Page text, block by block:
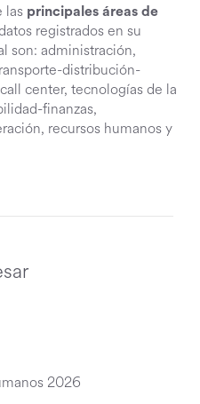
las principales áreas de
registrados en su
son: administración,
distribución-
center, tecnologías de la
finanzas,
recursos humanos y
2026